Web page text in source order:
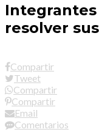
resolver
Compartir
Tweet
Compartir
Compartir
Email
Comentarios